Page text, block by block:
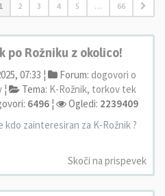
1 2 3 4 5 … 66
po Rožniku z okolico!
07:33 ¦ Forum: dogovori o
¦ Tema: K-Rožnik, torkov tek
6496 ¦ Ogledi: 2239409
kdo zainteresiran za K-Rožnik ?
Skoči na prispevek